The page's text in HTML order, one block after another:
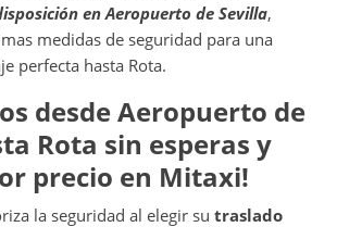
enAeropuerto de Sevilla,
medidas de seguridad para una
perfecta hasta Rota.
desdeAeropuerto de
Rota sin esperas y
precio en Mitaxi!
la seguridad al elegir su traslado